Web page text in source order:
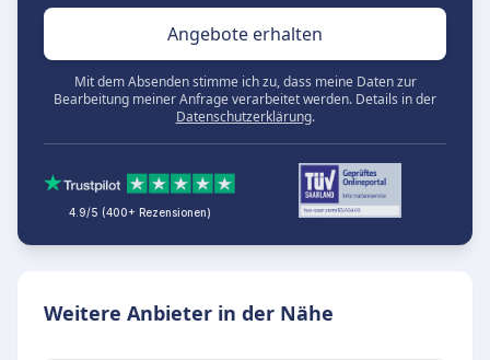
Angebote erhalten
Mit dem Absenden stimme ich zu, dass meine Daten zur
Bearbeitung meiner Anfrage verarbeitet werden. Details in der
Datenschutzerklärung.
4.9/5 (400+ Rezensionen)
Weitere Anbieter in der Nähe